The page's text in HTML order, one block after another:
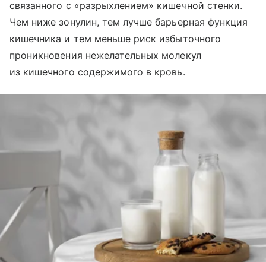
связанного с «разрыхлением» кишечной стенки.
Чем ниже зонулин, тем лучше барьерная функция
кишечника и тем меньше риск избыточного
проникновения нежелательных молекул
из кишечного содержимого в кровь.